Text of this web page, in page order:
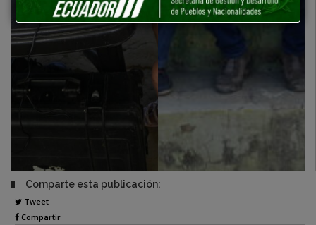
Comparte esta publicación:
Tweet
Compartir